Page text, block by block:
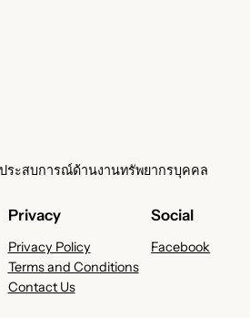
ระสบการณ์ด้านงานทรัพยากรบุคคล
Privacy
Privacy Policy
Terms and Conditions
Contact Us
Social
Facebook